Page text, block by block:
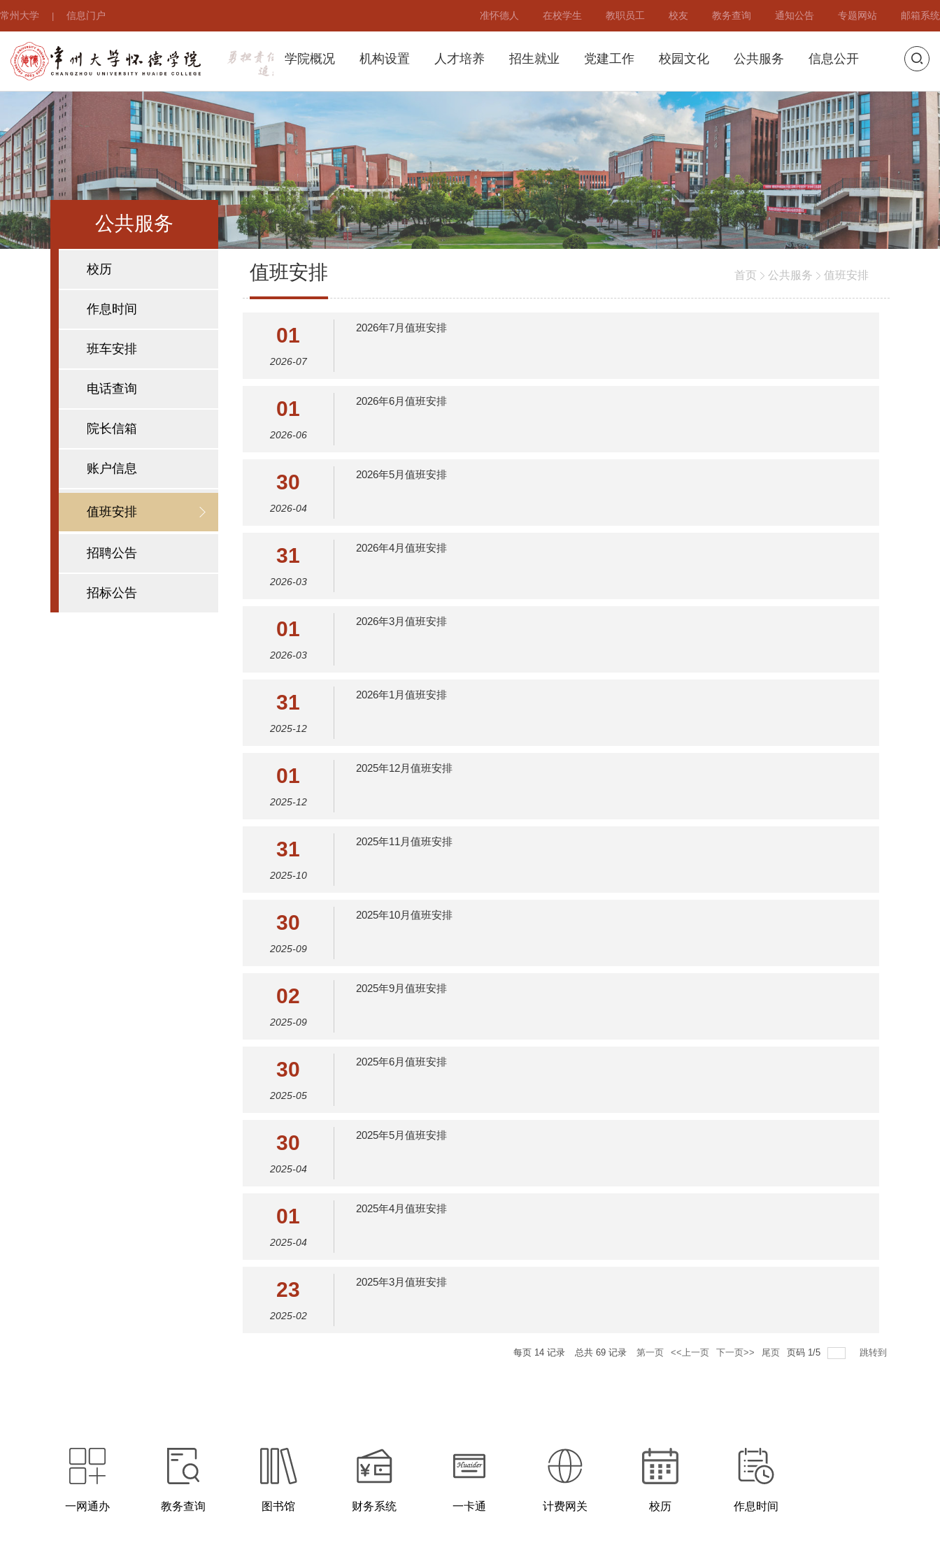
常州大学 | 信息门户 准怀德人 在校学生 教职员工 校友 教务查询 通知公告 专题网站 邮箱系统
学院概况 机构设置 人才培养 招生就业 党建工作 校园文化 公共服务 信息公开
公共服务
校历
作息时间
班车安排
电话查询
院长信箱
账户信息
值班安排
招聘公告
招标公告
值班安排 首页 公共服务 值班安排
01
2026-07
2026年7月值班安排
01
2026-06
2026年6月值班安排
30
2026-04
2026年5月值班安排
31
2026-03
2026年4月值班安排
01
2026-03
2026年3月值班安排
31
2025-12
2026年1月值班安排
01
2025-12
2025年12月值班安排
31
2025-10
2025年11月值班安排
30
2025-09
2025年10月值班安排
02
2025-09
2025年9月值班安排
30
2025-05
2025年6月值班安排
30
2025-04
2025年5月值班安排
01
2025-04
2025年4月值班安排
23
2025-02
2025年3月值班安排
每页 14 记录 总共 69 记录 第一页 <<上一页 下一页>> 尾页 页码 1/5 跳转到
一网通办 教务查询 图书馆 财务系统 一卡通 计费网关 校历 作息时间